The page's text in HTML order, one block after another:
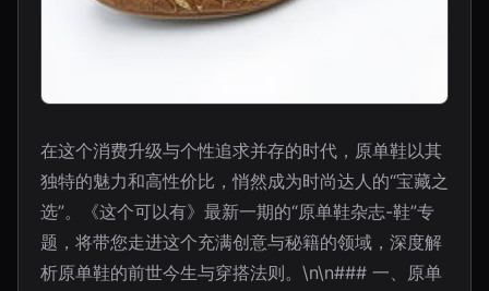
在这个消费升级与个性追求并存的时代，原单鞋以其
独特的魅力和高性价比，悄然成为时尚达人的“宝藏之
选”。《这个可以有》最新一期的“原单鞋杂志-鞋”专
题，将带您走进这个充满创意与秘籍的领域，深度解
析原单鞋的前世今生与穿搭法则。\n\n### 一、原单